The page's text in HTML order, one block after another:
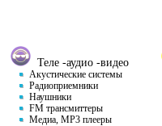
Теле -аудио -видео
Акустические системы
Радиоприемники
Наушники
FM трансмиттеры
Медиа, MP3 плееры